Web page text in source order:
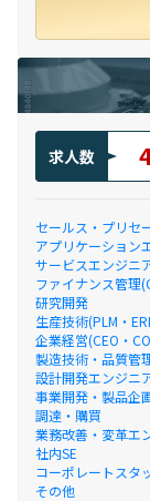
求人数
セールス・プリセ
アプリケーション
サービスエンジニ
ファイナンス管理
研究開発
生産技術(PLM・
企業経営(CEO・
製造技術・品質管
設計開発エンジニ
事業開発・製品企
調達・購買
業務改善・変革エ
社内SE
コーポレートスタ
その他